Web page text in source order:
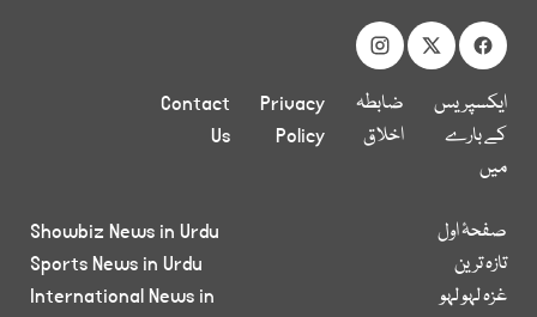
ایکسپریس
کے بارے
میں
ضابطہ
اخلاق
Privacy
Policy
Contact
Us
صفحۂ اول
تازہ ترین
غزہ لہو لہو
Showbiz News in Urdu
Sports News in Urdu
International News in